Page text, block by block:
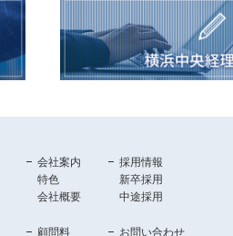
会社案内
特色
会社概要
顧問料
採用情報
新卒採用
中途採用
お問い合わせ